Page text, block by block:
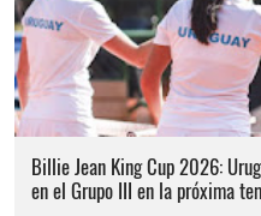
Billie Jean King Cup 2026:
en el Grupo III en la próxima